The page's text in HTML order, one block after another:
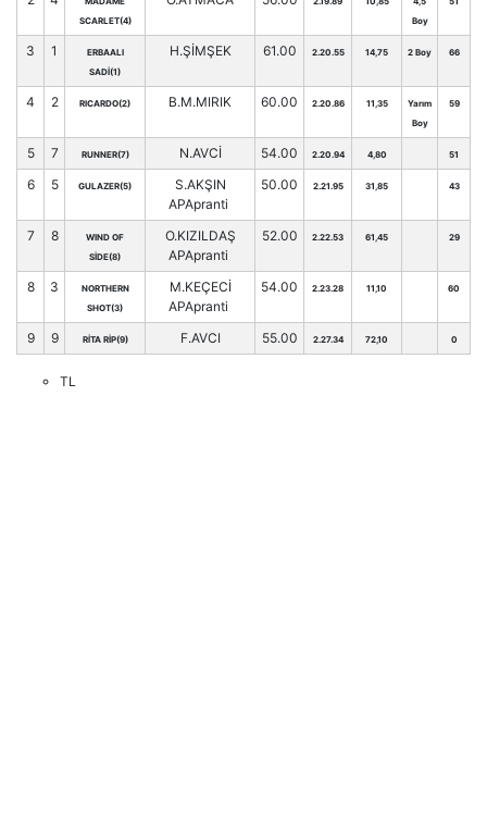
SCARLET(4)
Boy
3 1
ERBAALI
SADİ(1)
H.ŞİMŞEK 61.00 2.20.55 14,75 2 Boy 66
4 2 RICARDO(2) B.M.MIRIK 60.00 2.20.86 11,35
Yarım
Boy
59
5 7 RUNNER(7) N.AVCİ 54.00 2.20.94 4,80 51
6 5 GULAZER(5)
S.AKŞIN
APApranti
50.00 2.21.95 31,85 43
7 8
WIND OF
SİDE(8)
O.KIZILDAŞ
APApranti
52.00 2.22.53 61,45 29
8 3
NORTHERN
SHOT(3)
M.KEÇECİ
APApranti
54.00 2.23.28 11,10 60
9 9 RİTA RİP(9) F.AVCI 55.00 2.27.34 72,10 0
TL